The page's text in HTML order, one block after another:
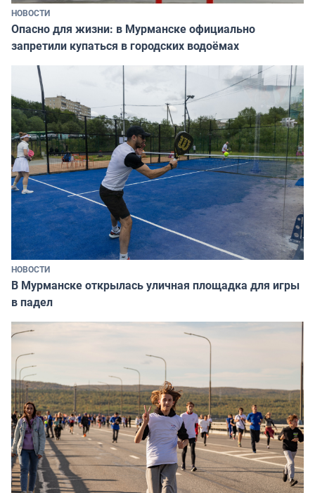
НОВОСТИ
Опасно для жизни: в Мурманске официально
запретили купаться в городских водоёмах
НОВОСТИ
В Мурманске открылась уличная площадка для игры
в падел